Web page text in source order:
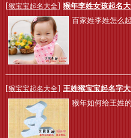
[猴宝宝起名大全] 猴年李姓女孩起名
百家姓李姓怎么
[猴宝宝起名大全] 王姓猴宝宝起名字
猴年如何给王姓